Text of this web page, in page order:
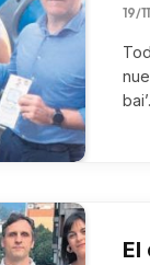
19/
El